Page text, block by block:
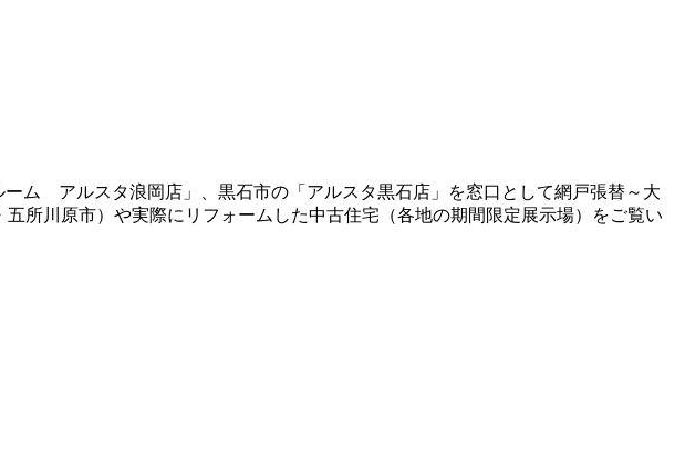
ム アルスタ浪岡店」、黒石市の「アルスタ黒石店」を窓口として網戸張替～大
所川原市）や実際にリフォームした中古住宅（各地の期間限定展示場）をご覧い